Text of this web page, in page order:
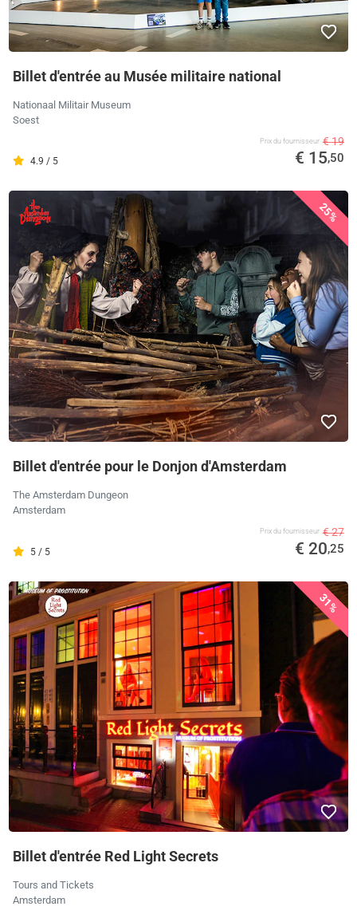
Billet d'entrée au Musée militaire national
Nationaal Militair Museum
Soest
4.9 / 5
Prix ​​du fournisseur € 19
€ 15,50
25%
Billet d'entrée pour le Donjon d'Amsterdam
The Amsterdam Dungeon
Amsterdam
5 / 5
Prix ​​du fournisseur € 27
€ 20,25
31%
Billet d'entrée Red Light Secrets
Tours and Tickets
Amsterdam